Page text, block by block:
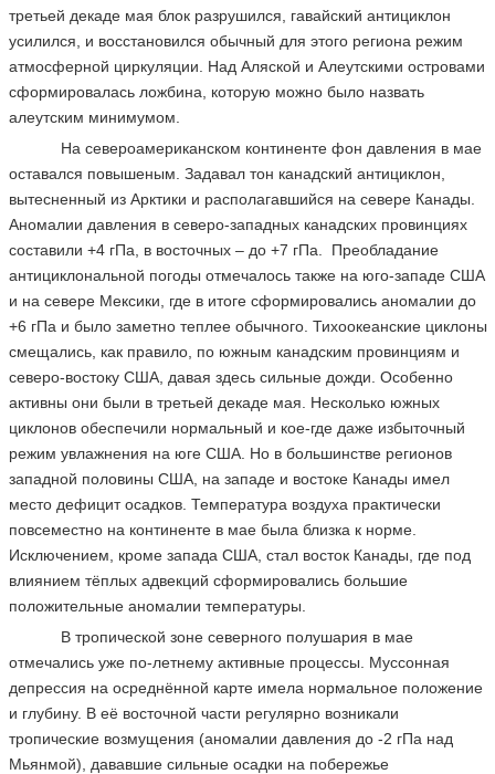
третьей декаде мая блок разрушился, гавайский антициклон
усилился, и восстановился обычный для этого региона режим
атмосферной циркуляции. Над Аляской и Алеутскими островами
сформировалась ложбина, которую можно было назвать
алеутским минимумом.
На североамериканском континенте фон давления в мае
оставался повышеным. Задавал тон канадский антициклон,
вытесненный из Арктики и располагавшийся на севере Канады.
Аномалии давления в северо-западных канадских провинциях
составили +4 гПа, в восточных – до +7 гПа. Преобладание
антициклональной погоды отмечалось также на юго-западе США
и на севере Мексики, где в итоге сформировались аномалии до
+6 гПа и было заметно теплее обычного. Тихоокеанские циклоны
смещались, как правило, по южным канадским провинциям и
северо-востоку США, давая здесь сильные дожди. Особенно
активны они были в третьей декаде мая. Несколько южных
циклонов обеспечили нормальный и кое-где даже избыточный
режим увлажнения на юге США. Но в большинстве регионов
западной половины США, на западе и востоке Канады имел
место дефицит осадков. Температура воздуха практически
повсеместно на континенте в мае была близка к норме.
Исключением, кроме запада США, стал восток Канады, где под
влиянием тёплых адвекций сформировались большие
положительные аномалии температуры.
В тропической зоне северного полушария в мае
отмечались уже по-летнему активные процессы. Муссонная
депрессия на осреднённой карте имела нормальное положение
и глубину. В её восточной части регулярно возникали
тропические возмущения (аномалии давления до -2 гПа над
Мьянмой), дававшие сильные осадки на побережье